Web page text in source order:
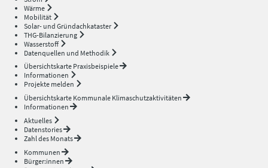
Wärme
Mobilität
Solar- und Gründachkataster
THG-Bilanzierung
Wasserstoff
Datenquellen und Methodik
Übersichtskarte Praxisbeispiele
Informationen
Projekte melden
Übersichtskarte Kommunale Klimaschutzaktivitäten
Informationen
Aktuelles
Datenstories
Zahl des Monats
Kommunen
Bürger:innen